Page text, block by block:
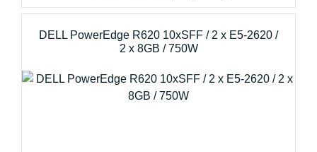
DELL PowerEdge R620 10xSFF / 2 x E5-2620 /
2 x 8GB / 750W